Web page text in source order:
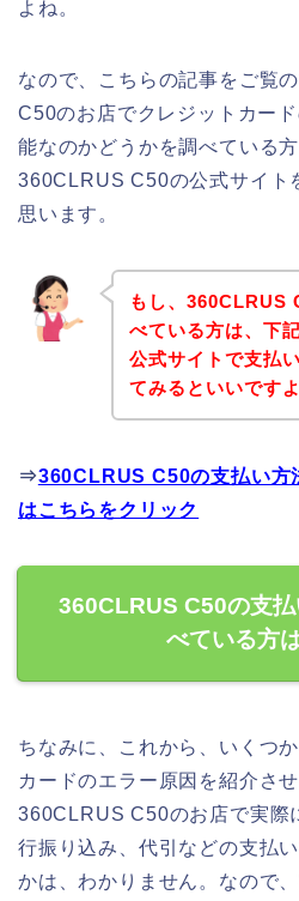
よね。
なので、こちらの記事をご覧
C50のお店でクレジットカー
能なのかどうかを調べている方
360CLRUS C50の公式サイト
思います。
もし、360CLRUS
べている方は、下
公式サイトで支払
てみるといいです
⇒360CLRUS C50の支払い方
はこちらをクリック
360CLRUS C50の支
べている方
ちなみに、これから、いくつ
カードのエラー原因を紹介さ
360CLRUS C50のお店で実際
行振り込み、代引などの支払
かは、わかりません。なので